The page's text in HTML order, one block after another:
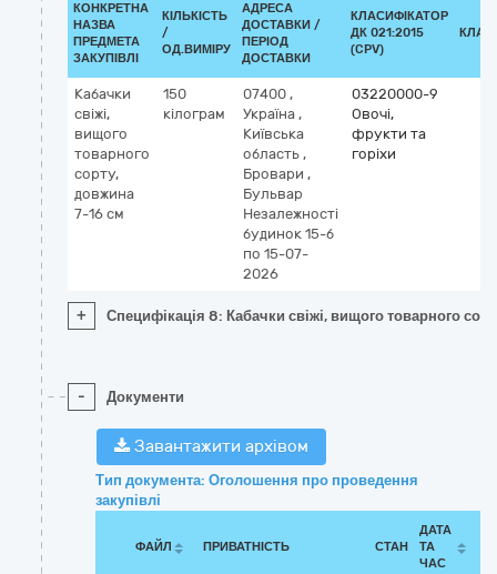
КОНКРЕТНА
НАЗВА
ПРЕДМЕТА
ЗАКУПІВЛІ
КІЛЬКІСТЬ
/
ОД.ВИМІРУ
АДРЕСА
ДОСТАВКИ /
ПЕРІОД
ДОСТАВКИ
КЛАСИФІКАТОР
ДК 021:2015
(CPV)
Кабачки
свіжі,
вищого
товарного
сорту,
довжина
7-16 см
150
кілограм
07400 ,
Україна ,
Київська
область ,
Бровари ,
Бульвар
Незалежності
будинок 15-б
по 15-07-
2026
03220000-9
Овочі,
фрукти та
горіхи
+ Специфікація 8: Кабачки свіжі, вищого товарного
- Документи
Завантажити архівом
Тип документа: Оголошення про проведення
закупівлі
ФАЙЛ ПРИВАТНІСТЬ СТАН
ДАТА
ТА
ЧАС